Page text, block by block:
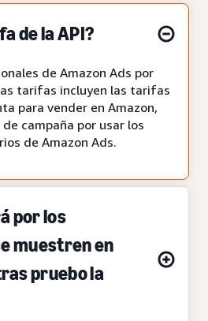
de la API?
de Amazon Ads por
tarifas incluyen las tarifas
para vender en Amazon,
campaña por usar los
de Amazon Ads.
por los
muestren en
pruebo la